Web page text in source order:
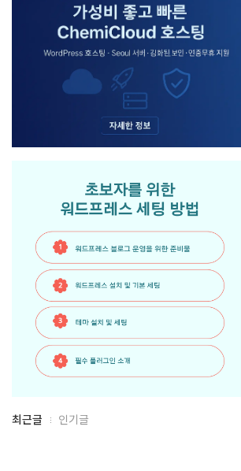
최
최근글 인기글